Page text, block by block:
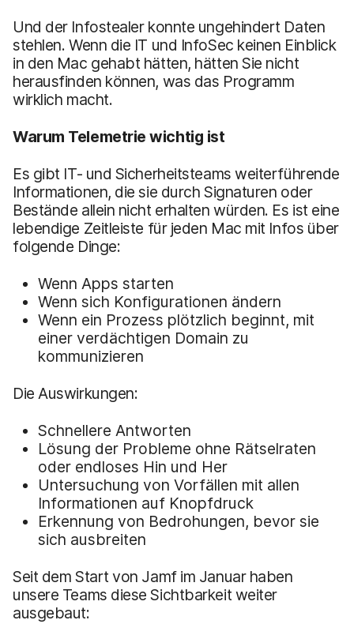
Und der Infostealer konnte ungehindert Daten
stehlen. Wenn die IT und InfoSec keinen Einblick
in den Mac gehabt hätten, hätten Sie nicht
herausfinden können, was das Programm
wirklich macht.
Warum Telemetrie wichtig ist
Es gibt IT- und Sicherheitsteams weiterführende
Informationen, die sie durch Signaturen oder
Bestände allein nicht erhalten würden. Es ist eine
lebendige Zeitleiste für jeden Mac mit Infos über
folgende Dinge:
Wenn Apps starten
Wenn sich Konfigurationen ändern
Wenn ein Prozess plötzlich beginnt, mit
einer verdächtigen Domain zu
kommunizieren
Die Auswirkungen:
Schnellere Antworten
Lösung der Probleme ohne Rätselraten
oder endloses Hin und Her
Untersuchung von Vorfällen mit allen
Informationen auf Knopfdruck
Erkennung von Bedrohungen, bevor sie
sich ausbreiten
Seit dem Start von Jamf im Januar haben
unsere Teams diese Sichtbarkeit weiter
ausgebaut: